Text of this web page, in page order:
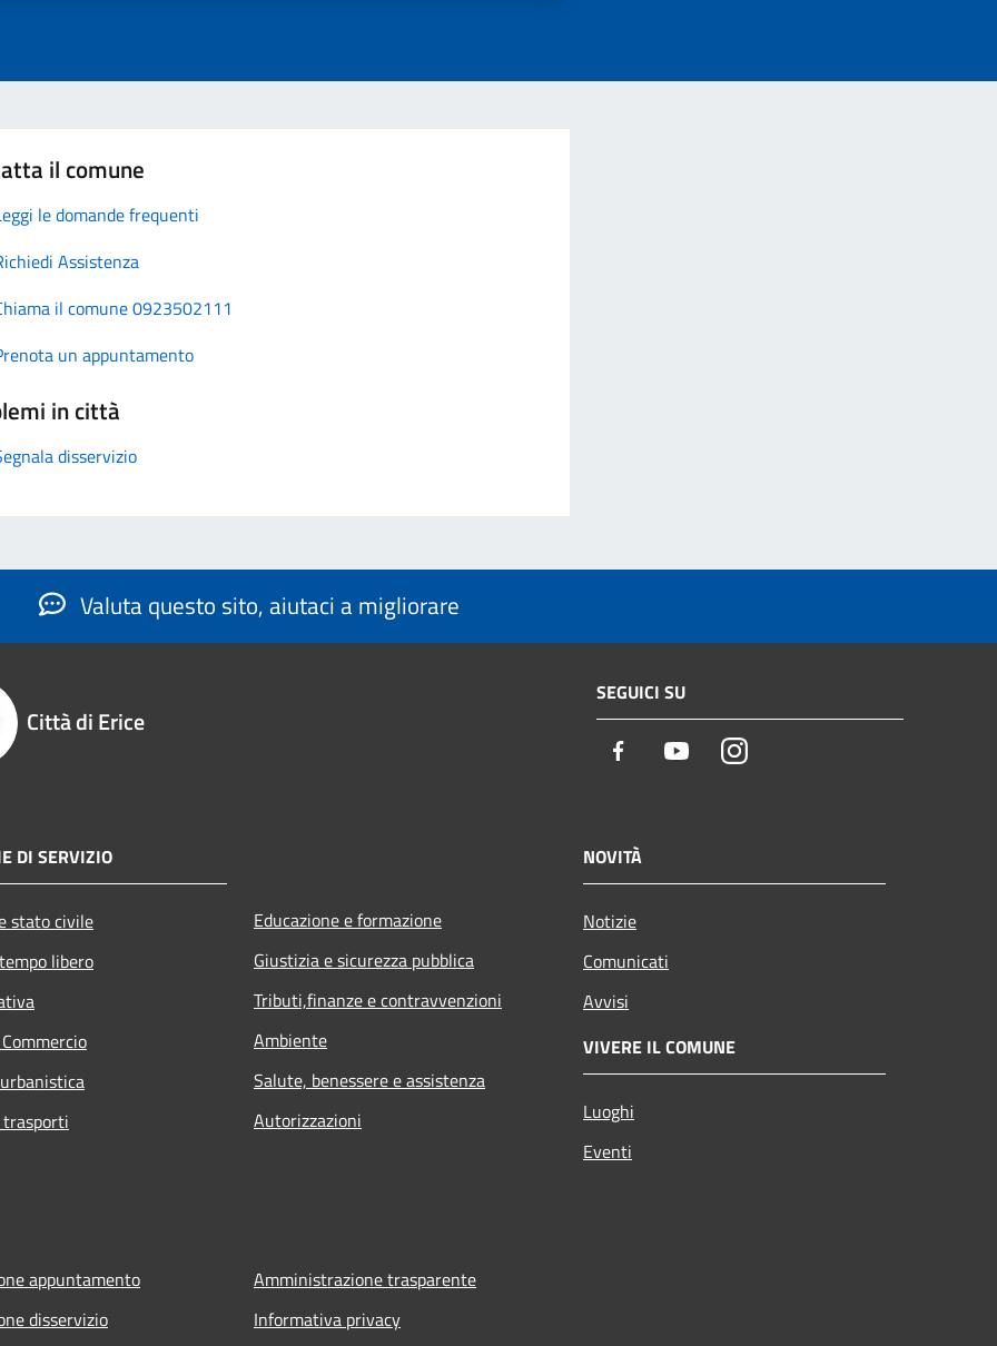
il comune
le domande frequenti
Assistenza
il comune 0923502111
un appuntamento
in città
disservizio
Valuta questo sito, aiutaci a migliorare
Città di Erice
SEGUICI SU
Facebook YoutubeInstagram
DI SERVIZIO
stato civile
libero
Educazione e formazione
Giustizia e sicurezza pubblica
Tributi,finanze e contravvenzioni
Ambiente
Salute, benessere e assistenza
Autorizzazioni
NOVITÀ
Notizie
Comunicati
Avvisi
VIVERE IL COMUNE
Luoghi
Eventi
appuntamento
disservizio
Amministrazione trasparente
Informativa privacy